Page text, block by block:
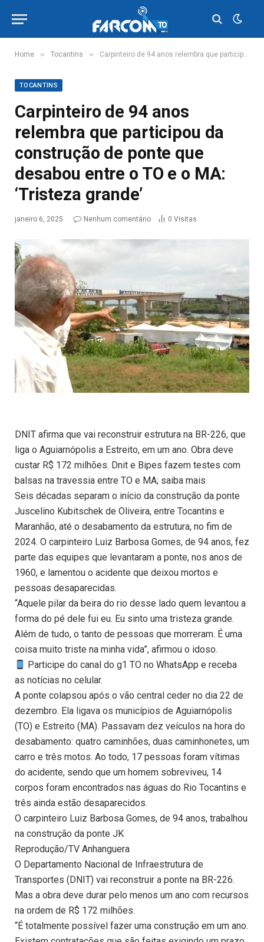
Home » Tocantins » Carpinteiro de 94 anos relembra que participou da construção de ponte que desabou entre o TO e o MA: ‘Tristeza grande’
TOCANTINS
Carpinteiro de 94 anos
relembra que participou da
construção de ponte que
desabou entre o TO e o MA:
‘Tristeza grande’
janeiro 6, 2025 Nenhum comentário 0 Visitas
DNIT afirma que vai reconstruir estrutura na BR-226, que
liga o Aguiarnópolis a Estreito, em um ano. Obra deve
custar R$ 172 milhões. Dnit e Bipes fazem testes com
balsas na travessia entre TO e MA; saiba mais
Seis décadas separam o início da construção da ponte
Juscelino Kubitschek de Oliveira, entre Tocantins e
Maranhão, até o desabamento da estrutura, no fim de
2024. O carpinteiro Luiz Barbosa Gomes, de 94 anos, fez
parte das equipes que levantaram a ponte, nos anos de
1960, e lamentou o acidente que deixou mortos e
pessoas desaparecidas.
“Aquele pilar da beira do rio desse lado quem levantou a
forma do pé dele fui eu. Eu sinto uma tristeza grande.
Além de tudo, o tanto de pessoas que morreram. É uma
coisa muito triste na minha vida”, afirmou o idoso.
Participe do canal do g1 TO no WhatsApp e receba
as notícias no celular.
A ponte colapsou após o vão central ceder no dia 22 de
dezembro. Ela ligava os municípios de Aguiarnópolis
(TO) e Estreito (MA). Passavam dez veículos na hora do
desabamento: quatro caminhões, duas caminhonetes, um
carro e três motos. Ao todo, 17 pessoas foram vítimas
do acidente, sendo que um homem sobreviveu, 14
corpos foram encontrados nas águas do Rio Tocantins e
três ainda estão desaparecidos.
O carpinteiro Luiz Barbosa Gomes, de 94 anos, trabalhou
na construção da ponte JK
Reprodução/TV Anhanguera
O Departamento Nacional de Infraestrutura de
Transportes (DNIT) vai reconstruir a ponte na BR-226.
Mas a obra deve durar pelo menos um ano com recursos
na ordem de R$ 172 milhões.
“É totalmente possível fazer uma construção em um ano.